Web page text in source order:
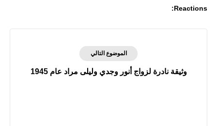
Reactions:
الموضوع التالي
وثيقة نادرة لزواج أنور وجدي وليلى مراد عام 1945